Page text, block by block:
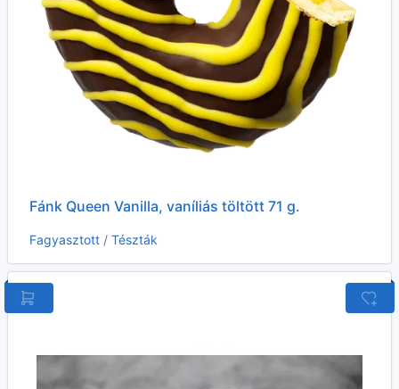
Fánk Queen Vanilla, vaníliás töltött 71 g.
Fagyasztott / Tészták